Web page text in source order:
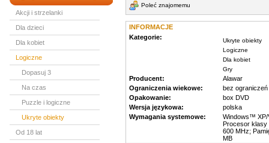
Akcji i strzelanki
Dla dzieci
Dla kobiet
Logiczne
Dopasuj 3
Na czas
Puzzle i logiczne
Ukryte obiekty
Od 18 lat
Poleć znajomemu
INFORMACJE
Kategorie:
Ukryte obiekty
Logiczne
Dla kobiet
Gry
Producent:
Alawar
Ograniczenia wiekowe:
bez ograniczeń
Opakowanie:
box DVD
Wersja językowa:
polska
Wymagania systemowe:
Windows™ XP/
Procesor
600 MHz;
MB